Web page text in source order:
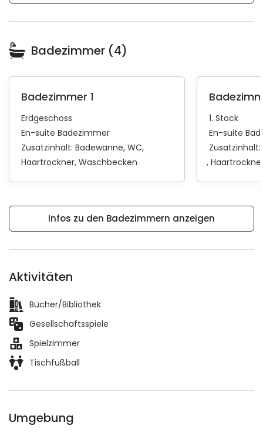
Badezimmer (4)
Badezimmer 1
Erdgeschoss
En-suite Badezimmer
Zusatzinhalt: Badewanne WC
Haartrockner Waschbecken
1. Stock
En-suite
Zusatzinhalt:
Infos zu den Badezimmern anzeigen
Aktivitäten
Bücher/Bibliothek
Gesellschaftsspiele
Spielzimmer
Tischfußball
Umgebung